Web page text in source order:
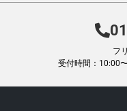
フ
受付時間：10:00